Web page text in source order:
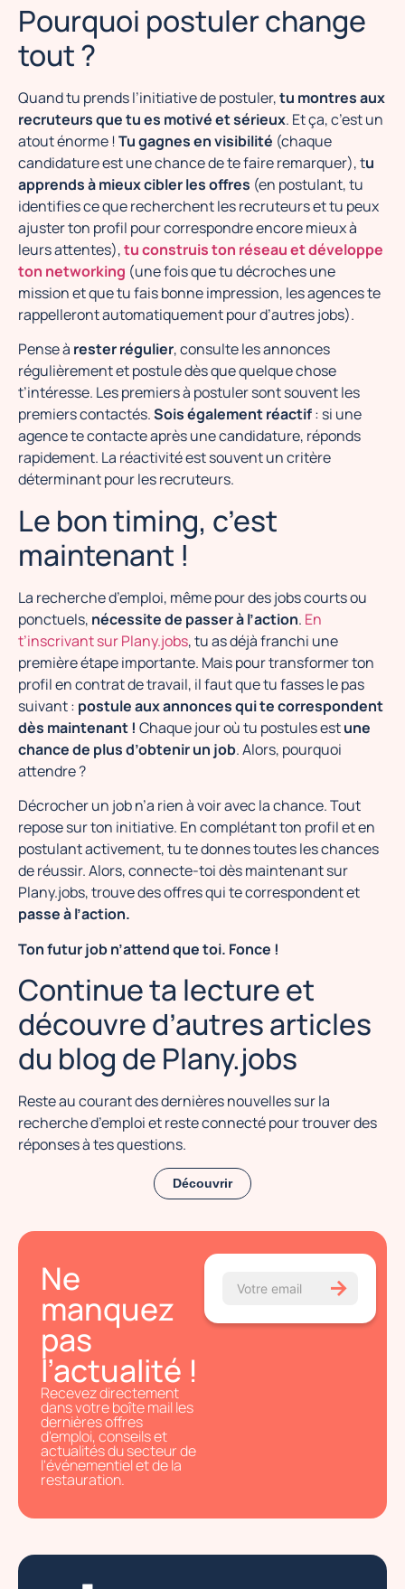
Pourquoi postuler change
tout ?
Quand tu prends l’initiative de postuler,tu montres aux
recruteurs que tu es motivé et sérieux. Et ça, c’est un
atout énorme ! Tu gagnes en visibilité (chaque
candidature est une chance de te faire remarquer), tu
apprends à mieux cibler les offres (en postulant, tu
identifies ce que recherchent les recruteurs et tu peux
ajuster ton profil pour correspondre encore mieux à
leurs attentes),tu construis ton réseau et développe
ton networking (une fois que tu décroches une
mission et que tu fais bonne impression, les agences te
rappelleront automatiquement pour d’autres jobs).
Pense à rester régulier, consulte les annonces
régulièrement et postule dès que quelque chose
t’intéresse. Les premiers à postuler sont souvent les
premiers contactés.Sois également réactif: si une
agence te contacte après une candidature, réponds
rapidement. La réactivité est souvent un critère
déterminant pour les recruteurs.
Le bon timing, c’est
maintenant !
La recherche d’emploi, même pour des jobs courts ou
ponctuels, nécessite de passer à l’action. En
t’inscrivant sur Plany.jobs, tu as déjà franchi une
première étape importante. Mais pour transformer ton
profil en contrat de travail, il faut que tu fasses le pas
suivant : postule aux annonces qui te correspondent
dès maintenant ! Chaque jour où tu postules estune
chance de plus d’obtenir un job. Alors, pourquoi
attendre ?
Décrocher un job n’a rien à voir avec la chance. Tout
repose sur ton initiative. En complétant ton profil et en
postulant activement, tu te donnes toutes les chances
de réussir. Alors, connecte-toi dès maintenant sur
Plany.jobs, trouve des offres qui te correspondent et
passe à l’action.
Ton futur job n’attend que toi. Fonce !
Continue ta lecture et
découvre d’autres articles
du blog de Plany.jobs
Reste au courant des dernières nouvelles sur la
recherche d’emploi et reste connecté pour trouver des
réponses à tes questions.
Découvrir
Ne
manquez
pas
l’actualité !
Recevez directement
dans votre boîte mail les
dernières offres
d'emploi, conseils et
actualités du secteur de
l'événementiel et de la
restauration.
→